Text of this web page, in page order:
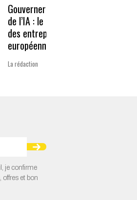
Gouverner à la vitesse
de l’IA : le nouveau défi
des entreprises
européennes
La rédaction
je confirme
offres et bon